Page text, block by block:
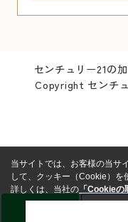
センチュリー21の
Copyright センチ
当サイトでは、お客様の当サ
して、クッキー（Cookie）を
詳しくは、当社の 「Cookieの